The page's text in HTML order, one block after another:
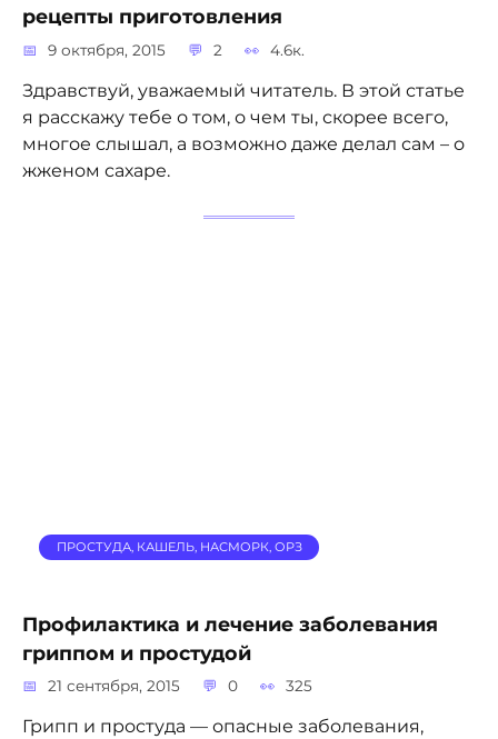
рецепты приготовления
9 октября, 2015 2 4.6к.
Здравствуй, уважаемый читатель. В этой статье
я расскажу тебе о том, о чем ты, скорее всего,
многое слышал, а возможно даже делал сам – о
жженом сахаре.
ПРОСТУДА, КАШЕЛЬ, НАСМОРК, ОРЗ
Профилактика и лечение заболевания
гриппом и простудой
21 сентября, 2015 0 325
Грипп и простуда — опасные заболевания,